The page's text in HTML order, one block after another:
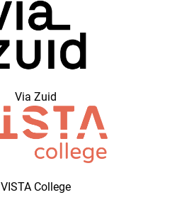
Via Zuid
VISTA College